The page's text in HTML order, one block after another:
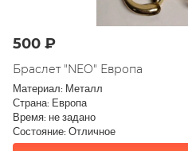
500 ₽
Браслет "NEO" Европа
Материал: Металл
Страна: Европа
Время: не задано
Состояние: Отличное